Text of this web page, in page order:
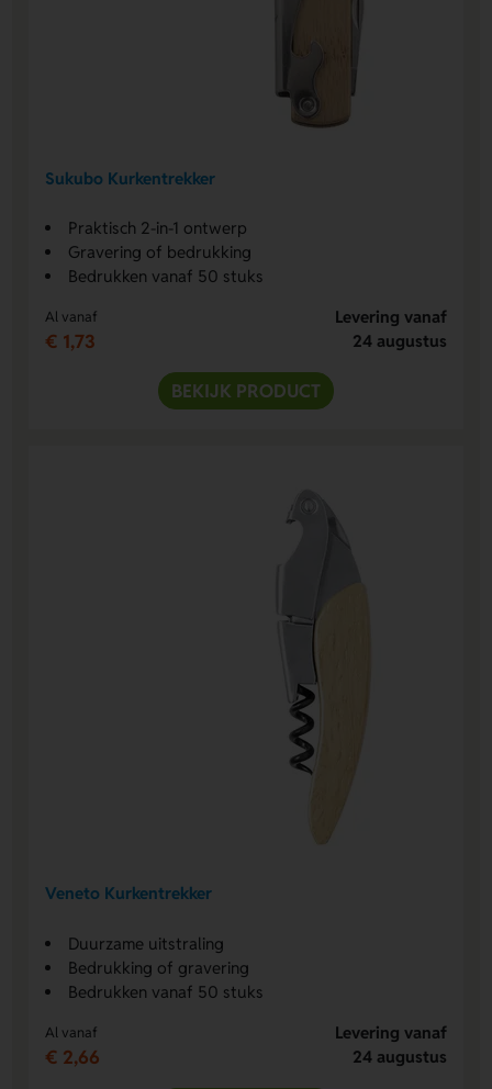
Sukubo Kurkentrekker
Praktisch 2-in-1 ontwerp
Gravering of bedrukking
Bedrukken vanaf 50 stuks
Al vanaf
€ 1,73
Levering vanaf
24 augustus
BEKIJK PRODUCT
Veneto Kurkentrekker
Duurzame uitstraling
Bedrukking of gravering
Bedrukken vanaf 50 stuks
Al vanaf
€ 2,66
Levering vanaf
24 augustus